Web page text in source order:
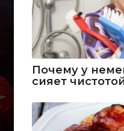
Почему у
сияет